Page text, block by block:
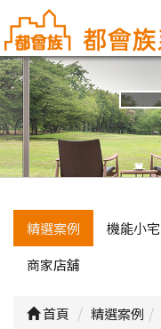
精選案例 機能小宅
商家店舖
首頁 精選案例